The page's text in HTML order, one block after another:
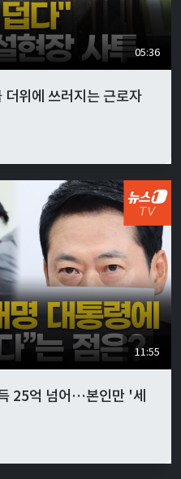
05:36
위에 쓰러지는 근로자
11:55
25억 넘어…본인만 '세